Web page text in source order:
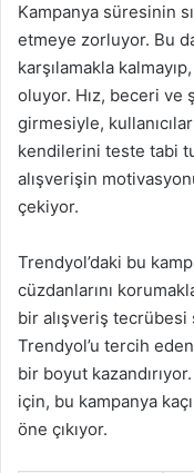
Kampanya süresinin
etmeye zorluyor. Bu
karşılamakla
oluyor. Hız, beceri
girmesiyle,
kendilerini teste tabi
alışverişin
çekiyor.
Trendyol’daki bu
cüzdanlarını
bir alışveriş tecrübesi
Trendyol’u tercih
bir boyut
için, bu kampanya
öne çıkıyor.